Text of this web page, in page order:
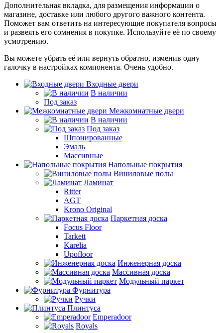
Дополнительная вкладка, для размещения информации о
магазине, доставке или любого другого важного контента.
Поможет вам ответить на интересующие покупателя вопросы
и развеять его сомнения в покупке. Используйте её по своему
усмотрению.
Вы можете убрать её или вернуть обратно, изменив одну
галочку в настройках компонента. Очень удобно.
Входные двери
В наличии
Под заказ
Межкомнатные двери
В наличии
Под заказ
Шпонированные
Эмаль
Массивные
Напольные покрытия
Виниловые полы
Ламинат
Ritter
AGT
Krono Original
Паркетная доска
Focus Floor
Tarkett
Karelia
Upofloor
Инженерная доска
Массивная доска
Модульный паркет
Фурнитура
Ручки
Плинтуса
Emperadoor
Royals